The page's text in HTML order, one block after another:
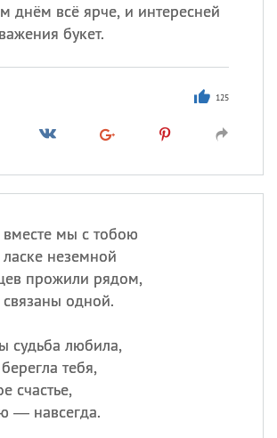
днём всё ярче, и интересней
букет.
125
мы с тобою
неземной
прожили рядом,
одной.
судьба любила,
тебя,
счастье,
— навсегда.